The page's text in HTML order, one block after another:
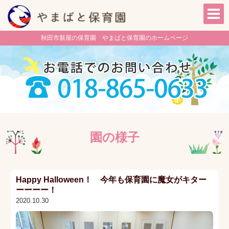
秋田市新屋の保育園 やまばと保育園のホームページ
園の様子
Happy Halloween！ 今年も保育園に魔女がキター
ーーーー！
2020.10.30